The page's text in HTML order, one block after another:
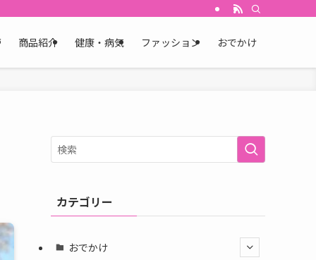
商品紹介 健康・病気 ファッション おでかけ
カテゴリー
おでかけ